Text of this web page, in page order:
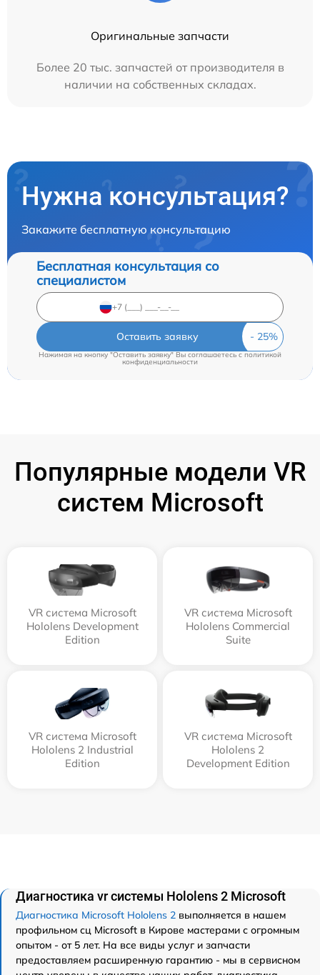
Оригинальные запчасти
Более 20 тыс. запчастей от производителя в
наличии на собственных складах.
Нужна консультация?
Закажите бесплатную консультацию
Бесплатная консультация со
специалистом
Оставить заявку
Нажимая на кнопку "Оставить заявку" Вы соглашаетесь cполитикой
конфиденциальности
Популярные модели VR
систем Microsoft
VR система Microsoft
Hololens Development
Edition
VR система Microsoft
Hololens Commercial
Suite
VR система Microsoft
Hololens 2 Industrial
Edition
VR система Microsoft
Hololens 2
Development Edition
Диагностика vr системы Hololens 2 Microsoft
Диагностика Microsoft Hololens 2 выполняется в нашем
профильном сц Microsoft в Кирове мастерами с огромным
опытом - от 5 лет. На все виды услуг и запчасти
предоставляем расширенную гарантию - мы в сервисном